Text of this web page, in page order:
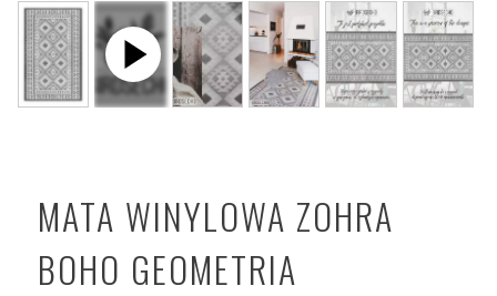
MATA WINYLOWA ZOHRA
BOHO GEOMETRIA